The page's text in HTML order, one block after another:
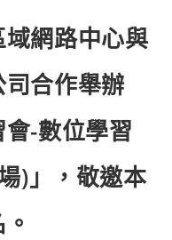
網路中心與
合作舉辦
會-數位學習
)」，敬邀本